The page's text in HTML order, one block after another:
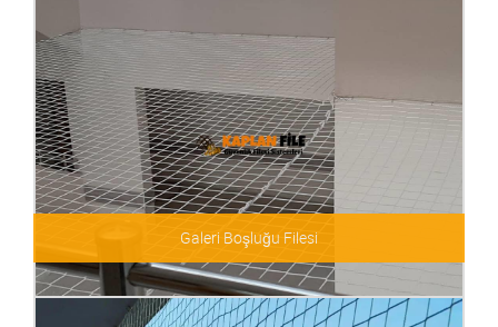
Güvenlik Filesi Satış ve Montajı Kurulumu
Galeri Boşluğu Filesi